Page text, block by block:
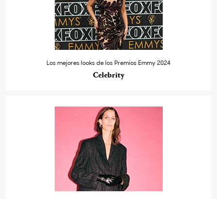
Los mejores looks de los Premios Emmy 2024
Celebrity